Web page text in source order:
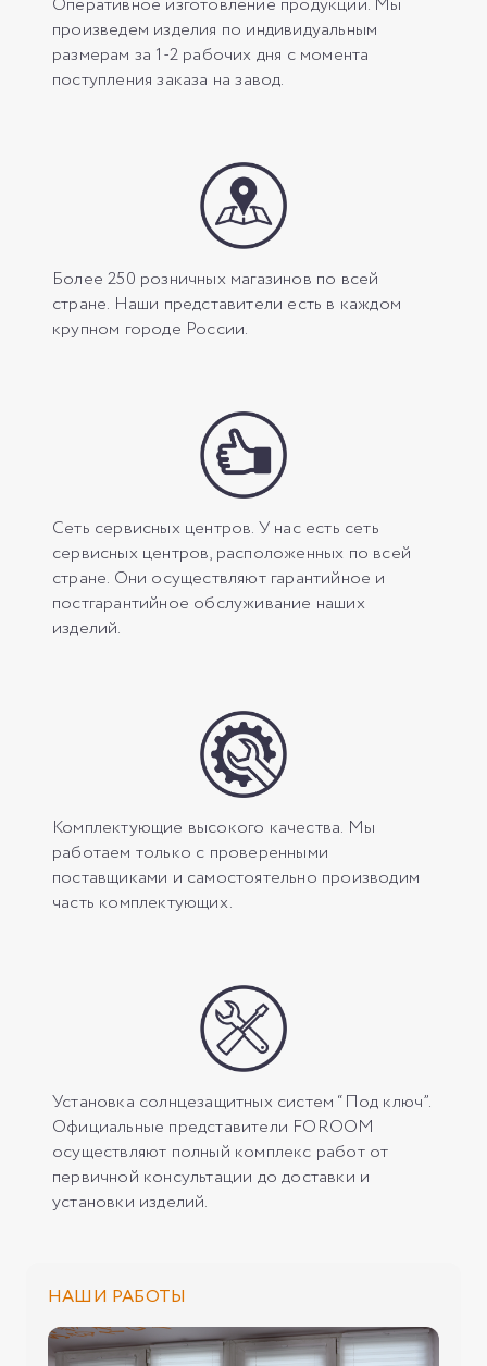
произведем изделия по индивидуальным
размерам за 1-2 рабочих дня с момента
поступления заказа на завод.
Более 250 розничных магазинов по всей
стране. Наши представители есть в каждом
крупном городе России.
Сеть сервисных центров. У нас есть сеть
сервисных центров, расположенных по всей
стране. Они осуществляют гарантийное и
постгарантийное обслуживание наших
изделий.
Комплектующие высокого качества. Мы
работаем только с проверенными
поставщиками и самостоятельно производим
часть комплектующих.
Установка солнцезащитных систем “Под ключ”.
Официальные представители FOROOM
осуществляют полный комплекс работ от
первичной консультации до доставки и
установки изделий.
НАШИ РАБОТЫ